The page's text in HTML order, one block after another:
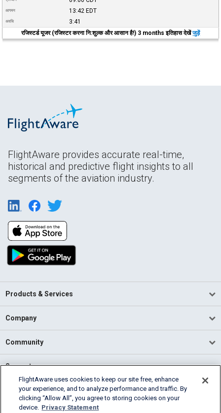
आगमन 13:42 EDT
अवधि
3:41
रजिस्टर्ड यूजर (रजिस्टर करना नि:शुल्क और आसान है!) 3 months इतिहास देखेंजुड़ें
FlightAware provides accurate real-time,
historical and predictive flight insights to all
segments of the aviation industry.
Products & Services
Company
Community
Support
English (USA)
2026 FlightAware
FlightAware uses cookies to keep our site free, enhance
your experience, and to analyze performance and traffic. By
clicking “Allow All”, you agree to storing cookies on your
device. Privacy Statement